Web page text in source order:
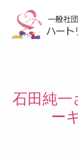
石田純一
ー